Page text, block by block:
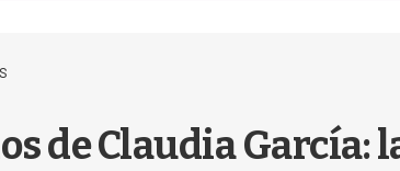
de Claudia García: